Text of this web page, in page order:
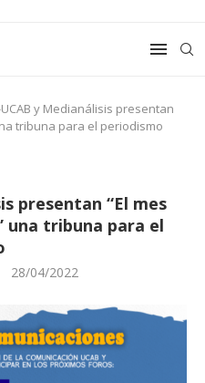
UCAB y Medianálisis presentan
tribuna para el periodismo
presentan “El mes
una tribuna para el
28/04/2022